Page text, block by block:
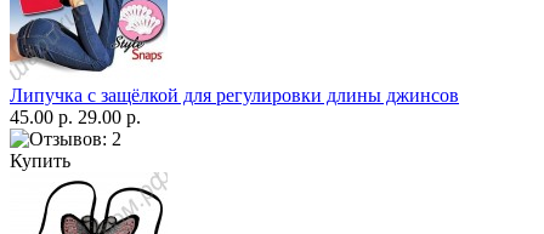
Липучка с защёлкой для регулировки длины джинсов
45.00 р. 29.00 р.
Купить